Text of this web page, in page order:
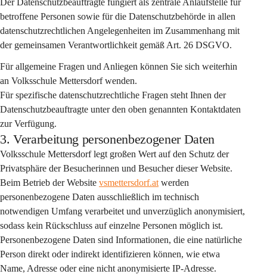
Der Datenschutzbeauftragte fungiert als zentrale Anlaufstelle für
betroffene Personen sowie für die Datenschutzbehörde in allen
datenschutzrechtlichen Angelegenheiten im Zusammenhang mit
der gemeinsamen Verantwortlichkeit gemäß Art. 26 DSGVO.
Für allgemeine Fragen und Anliegen können Sie sich weiterhin
an Volksschule Mettersdorf wenden.
Für spezifische datenschutzrechtliche Fragen steht Ihnen der
Datenschutzbeauftragte unter den oben genannten Kontaktdaten
zur Verfügung.
3. Verarbeitung personenbezogener Daten
Volksschule Mettersdorf legt großen Wert auf den Schutz der
Privatsphäre der Besucherinnen und Besucher dieser Website.
Beim Betrieb der Website vsmettersdorf.at werden
personenbezogene Daten ausschließlich im technisch
notwendigen Umfang verarbeitet und unverzüglich anonymisiert,
sodass kein Rückschluss auf einzelne Personen möglich ist.
Personenbezogene Daten sind Informationen, die eine natürliche
Person direkt oder indirekt identifizieren können, wie etwa
Name, Adresse oder eine nicht anonymisierte IP-Adresse.